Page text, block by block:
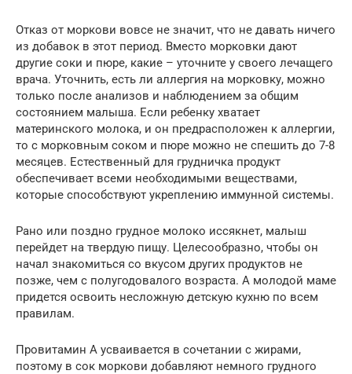
Отказ от моркови вовсе не значит, что не давать ничего
из добавок в этот период. Вместо морковки дают
другие соки и пюре, какие – уточните у своего лечащего
врача. Уточнить, есть ли аллергия на морковку, можно
только после анализов и наблюдением за общим
состоянием малыша. Если ребенку хватает
материнского молока, и он предрасположен к аллергии,
то с морковным соком и пюре можно не спешить до 7-8
месяцев. Естественный для грудничка продукт
обеспечивает всеми необходимыми веществами,
которые способствуют укреплению иммунной системы.
Рано или поздно грудное молоко иссякнет, малыш
перейдет на твердую пищу. Целесообразно, чтобы он
начал знакомиться со вкусом других продуктов не
позже, чем с полугодовалого возраста. А молодой маме
придется освоить несложную детскую кухню по всем
правилам.
Провитамин А усваивается в сочетании с жирами,
поэтому в сок моркови добавляют немного грудного